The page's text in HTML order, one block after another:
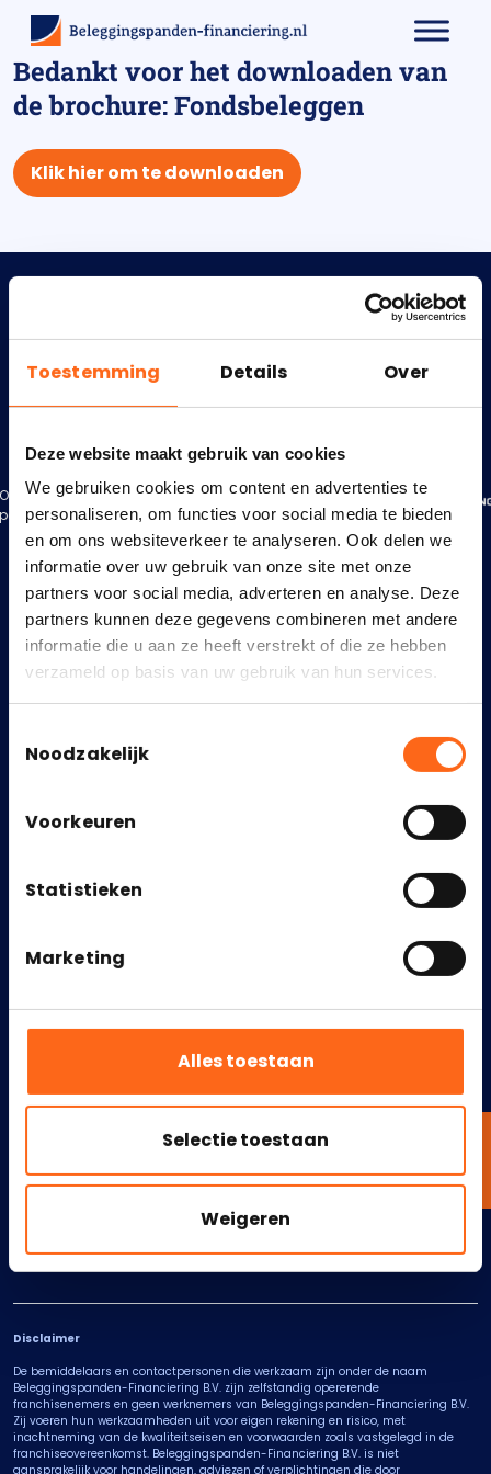
Toestemming Details Over
Deze website maakt gebruik van cookies
We gebruiken cookies om content en advertenties te
personaliseren, om functies voor social media te bieden
en om ons websiteverkeer te analyseren. Ook delen we
informatie over uw gebruik van onze site met onze
partners voor social media, adverteren en analyse. Deze
partners kunnen deze gegevens combineren met andere
informatie die u aan ze heeft verstrekt of die ze hebben
verzameld op basis van uw gebruik van hun services.
Noodzakelijk
Voorkeuren
Statistieken
Marketing
Alles toestaan
Selectie toestaan
Weigeren
Bedankt voor het downloaden van
de brochure: Fondsbeleggen
Klik hier om te downloaden
Heb je vragen?
Bel:+31 (0) 33 200 30 30of neem
contact ons via hetcontactformulier
Financiering op vastgoed
50/50 vastgoed deal
oversluiten
Algemene voorwaarden
Cookiebeleid
Disclaimer
De bemiddelaars en contactpersonen die werkzaam zijn onder de naam
Beleggingspanden-Financiering B.V. zijn zelfstandig opererende
franchisenemers en geen werknemers van Beleggingspanden-Financiering B.V.
Zij voeren hun werkzaamheden uit voor eigen rekening en risico, met
inachtneming van de kwaliteitseisen en voorwaarden zoals vastgelegd in de
franchiseovereenkomst. Beleggingspanden-Financiering B.V. is niet
aansprakelijk voor handelingen, adviezen of verplichtingen die door